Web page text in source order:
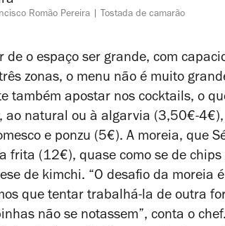
Romão Pereira Tostada de camarão
de o espaço ser grande, com
zonas, o menu não é muito
também apostar nos cocktails, o
ao natural ou à algarvia (3,50€-
e ponzu (5€). A moreia, que
frita (12€), quase como se de
de kimchi. “O desafio da moreia
que tentar trabalhá-la de outra
não se notassem”, conta o